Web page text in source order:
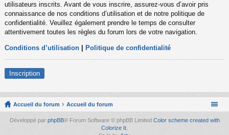
utilisateurs inscrits. Avant de vous inscrire, assurez-vous d’avoir pris
connaissance de nos conditions d’utilisation et de notre politique de
confidentialité. Veuillez également prendre le temps de consulter
attentivement toutes les règles du forum lors de votre navigation.
Conditions d’utilisation Politique de confidentialité
Inscription
Accueil du forum Accueil du forum
Développé par phpBB® Forum Software © phpBB Limited Color scheme created with
Colorize It.